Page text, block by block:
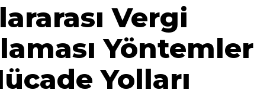
Vergi
Yöntemler
Yolları